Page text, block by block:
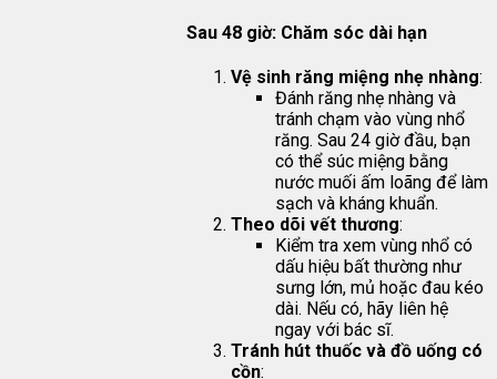
Sau 48 giờ: Chăm sóc dài hạn
Vệ sinh răng miệng nhẹ nhàng:
Đánh răng nhẹ nhàng và
tránh chạm vào vùng nhổ
răng. Sau 24 giờ đầu, bạn
có thể súc miệng bằng
nước muối ấm loãng để làm
sạch và kháng khuẩn.
Theo dõi vết thương:
Kiểm tra xem vùng nhổ có
dấu hiệu bất thường như
sưng lớn, mủ hoặc đau kéo
dài. Nếu có, hãy liên hệ
ngay với bác sĩ.
Tránh hút thuốc và đồ uống có
cồn: